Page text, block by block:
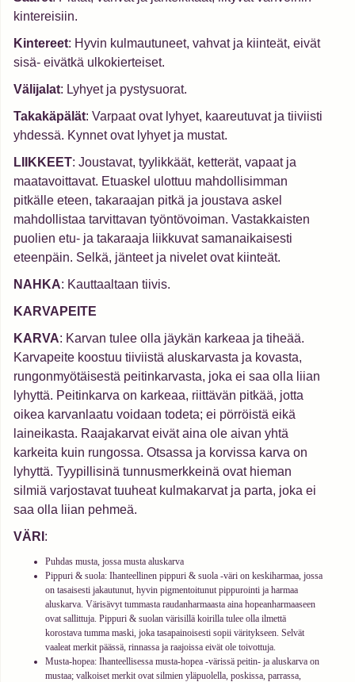
kintereisiin.
Kintereet: Hyvin kulmautuneet, vahvat ja kiinteät, eivät
sisä- eivätkä ulkokierteiset.
Välijalat: Lyhyet ja pystysuorat.
Takakäpälät: Varpaat ovat lyhyet, kaareutuvat ja tiiviisti
yhdessä. Kynnet ovat lyhyet ja mustat.
LIIKKEET: Joustavat, tyylikkäät, ketterät, vapaat ja
maatavoittavat. Etuaskel ulottuu mahdollisimman
pitkälle eteen, takaraajan pitkä ja joustava askel
mahdollistaa tarvittavan työntövoiman. Vastakkaisten
puolien etu- ja takaraaja liikkuvat samanaikaisesti
eteenpäin. Selkä, jänteet ja nivelet ovat kiinteät.
NAHKA: Kauttaaltaan tiivis.
KARVAPEITE
KARVA: Karvan tulee olla jäykän karkeaa ja tiheää.
Karvapeite koostuu tiiviistä aluskarvasta ja kovasta,
rungonmyötäisestä peitinkarvasta, joka ei saa olla liian
lyhyttä. Peitinkarva on karkeaa, riittävän pitkää, jotta
oikea karvanlaatu voidaan todeta; ei pörröistä eikä
laineikasta. Raajakarvat eivät aina ole aivan yhtä
karkeita kuin rungossa. Otsassa ja korvissa karva on
lyhyttä. Tyypillisinä tunnusmerkkeinä ovat hieman
silmiä varjostavat tuuheat kulmakarvat ja parta, joka ei
saa olla liian pehmeä.
VÄRI :
Puhdas musta, jossa musta aluskarva
Pippuri & suola: Ihanteellinen pippuri & suola -väri on keskiharmaa, jossa
on tasaisesti jakautunut, hyvin pigmentoitunut pippurointi ja harmaa
aluskarva. Värisävyt tummasta raudanharmaasta aina hopeanharmaaseen
ovat sallittuja. Pippuri & suolan värisillä koirilla tulee olla ilmettä
korostava tumma maski, joka tasapainoisesti sopii väritykseen. Selvät
vaaleat merkit päässä, rinnassa ja raajoissa eivät ole toivottuja.
Musta-hopea: Ihanteellisessa musta-hopea -värissä peitin- ja aluskarva on
mustaa; valkoiset merkit ovat silmien yläpuolella, poskissa, parrassa,